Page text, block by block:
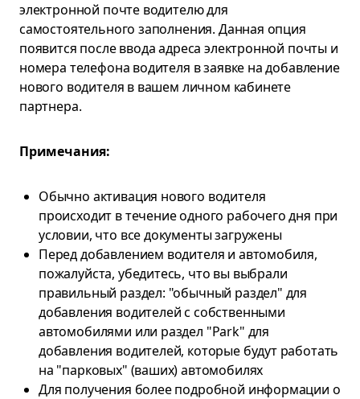
электронной почте водителю для
самостоятельного заполнения. Данная опция
появится после ввода адреса электронной почты и
номера телефона водителя в заявке на добавление
нового водителя в вашем личном кабинете
партнера.
Примечания:
Обычно активация нового водителя
происходит в течение одного рабочего дня при
условии, что все документы загружены
Перед добавлением водителя и автомобиля,
пожалуйста, убедитесь, что вы выбрали
правильный раздел: "обычный раздел" для
добавления водителей с собственными
автомобилями или раздел "Park" для
добавления водителей, которые будут работать
на "парковых" (ваших) автомобилях
Для получения более подробной информации о